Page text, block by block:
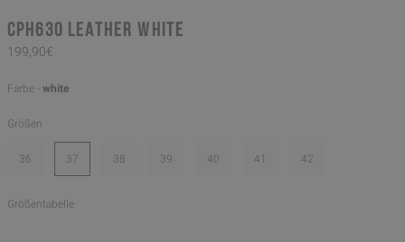
CPH630 leather white
199,90€
Farbe - white
Größen
36 37 38 39 40 41 42
Größentabelle